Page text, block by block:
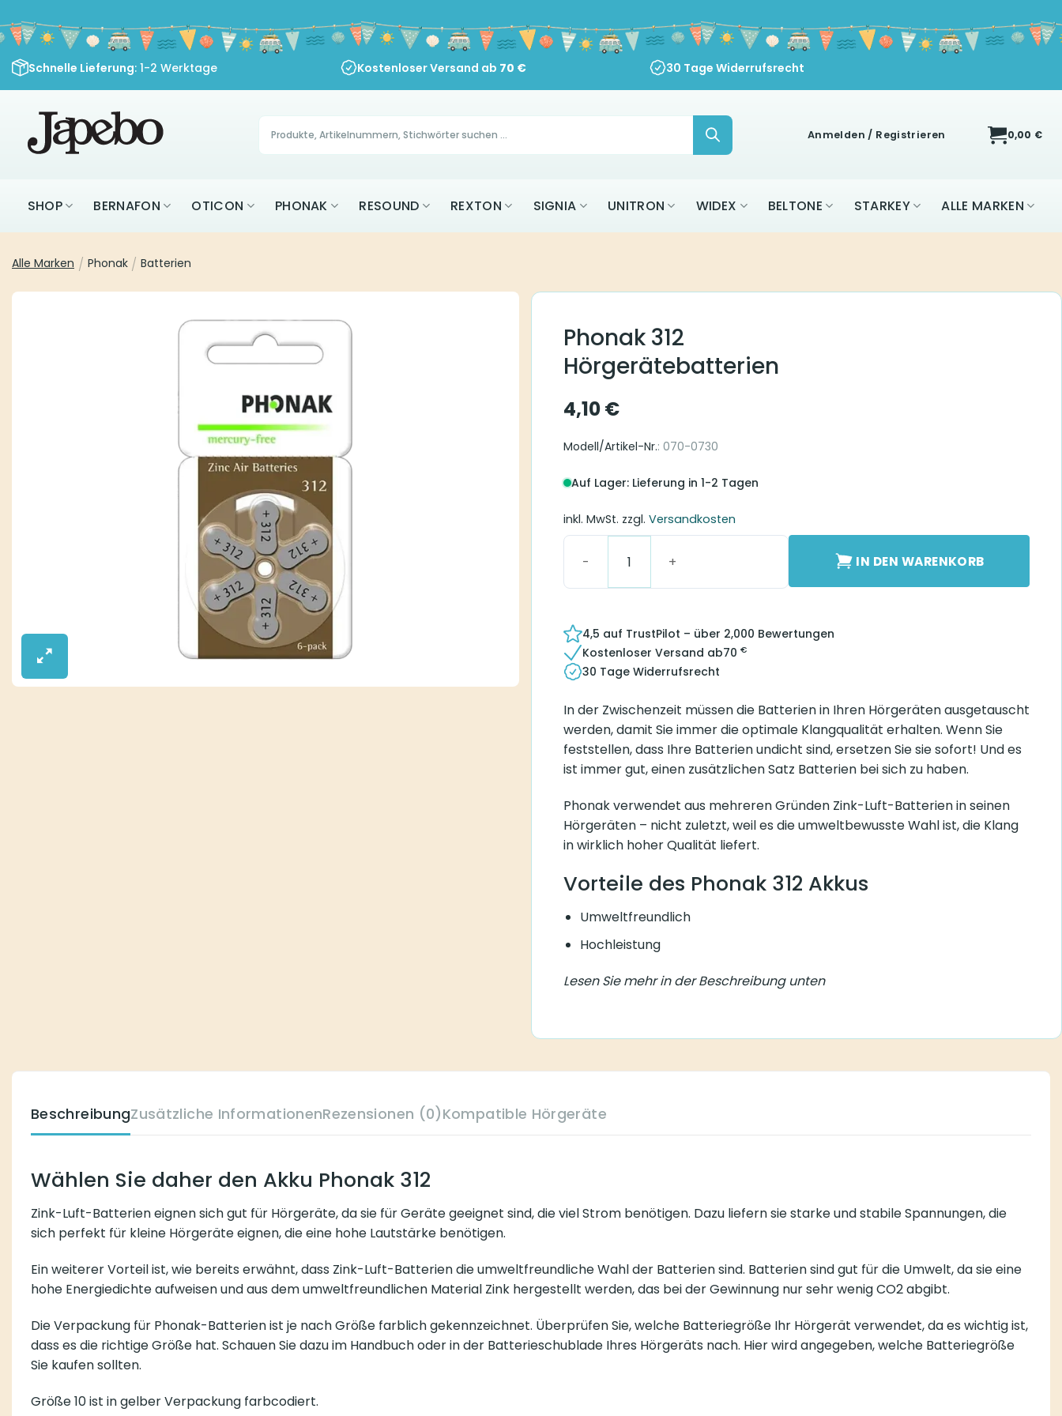
Inhalt
springen
Schnelle Lieferung: 1-2 Werktage Kostenloser Versand ab 70 € 30 Tage Widerrufsrecht
Products
search Anmelden / Registrieren 0,00 €
SHOP BERNAFON OTICON PHONAK RESOUND REXTON SIGNIA UNITRON WIDEX BELTONE STARKEY ALLE MARKEN
Alle Marken / Phonak / Batterien
Phonak 312
Hörgerätebatterien
4,10€
Modell/Artikel-Nr.: 070-0730
Auf Lager: Lieferung in 1-2 Tagen
inkl. MwSt. zzgl. Versandkosten
IN DEN WARENKORB
4,5 auf TrustPilot – über 2,000 Bewertungen
Kostenloser Versand ab70 €
30 Tage Widerrufsrecht
In der Zwischenzeit müssen die Batterien in Ihren Hörgeräten ausgetauscht
werden, damit Sie immer die optimale Klangqualität erhalten. Wenn Sie
feststellen, dass Ihre Batterien undicht sind, ersetzen Sie sie sofort! Und es
ist immer gut, einen zusätzlichen Satz Batterien bei sich zu haben.
Phonak verwendet aus mehreren Gründen Zink-Luft-Batterien in seinen
Hörgeräten – nicht zuletzt, weil es die umweltbewusste Wahl ist, die Klang
in wirklich hoher Qualität liefert.
Vorteile des Phonak 312 Akkus
Umweltfreundlich
Hochleistung
Lesen Sie mehr in der Beschreibung unten
BeschreibungZusätzliche InformationenRezensionen (0)Kompatible Hörgeräte
Wählen Sie daher den Akku Phonak 312
Zink-Luft-Batterien eignen sich gut für Hörgeräte, da sie für Geräte geeignet sind, die viel Strom benötigen. Dazu liefern sie starke und stabile Spannungen, die
sich perfekt für kleine Hörgeräte eignen, die eine hohe Lautstärke benötigen.
Ein weiterer Vorteil ist, wie bereits erwähnt, dass Zink-Luft-Batterien die umweltfreundliche Wahl der Batterien sind. Batterien sind gut für die Umwelt, da sie eine
hohe Energiedichte aufweisen und aus dem umweltfreundlichen Material Zink hergestellt werden, das bei der Gewinnung nur sehr wenig CO2 abgibt.
Die Verpackung für Phonak-Batterien ist je nach Größe farblich gekennzeichnet. Überprüfen Sie, welche Batteriegröße Ihr Hörgerät verwendet, da es wichtig ist,
dass es die richtige Größe hat. Schauen Sie dazu im Handbuch oder in der Batterieschublade Ihres Hörgeräts nach. Hier wird angegeben, welche Batteriegröße
Sie kaufen sollten.
Größe 10 ist in gelber Verpackung farbcodiert.